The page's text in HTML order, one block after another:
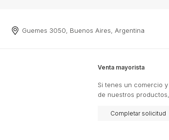
Guemes 3050, Buenos Aires, Argentina
Venta mayorista
Si tenes un comercio
de nuestros
Completar solicitud